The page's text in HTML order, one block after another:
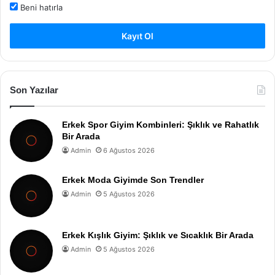
Beni hatırla
Kayıt Ol
Son Yazılar
Erkek Spor Giyim Kombinleri: Şıklık ve Rahatlık
Bir Arada
Admin 6 Ağustos 2026
Erkek Moda Giyimde Son Trendler
Admin 5 Ağustos 2026
Erkek Kışlık Giyim: Şıklık ve Sıcaklık Bir Arada
Admin 5 Ağustos 2026